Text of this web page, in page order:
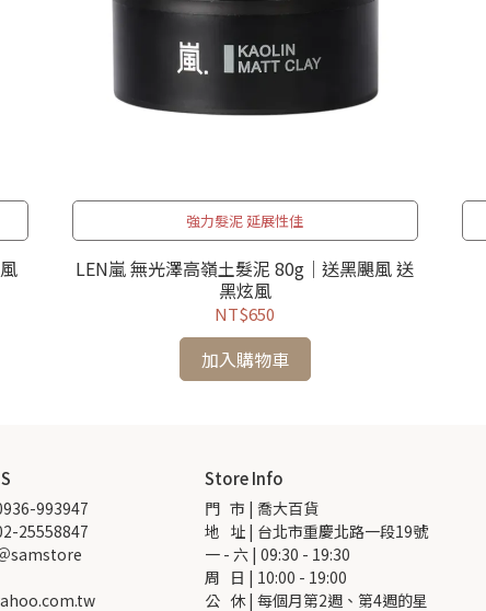
強力髮泥 延展性佳
LEN嵐 無光澤高嶺土髮泥 80g｜送黑颶風 送
黑炫風
NT$650
加入購物車
993947
25558847
samstore
Store Info
門   市 | 喬大百貨
地   址 | 台北市重慶北路一段19號
一 - 六 | 09:30 - 19:30
周   日 | 10:00 - 19:00
公   休 | 每個月第2週、第4週的星